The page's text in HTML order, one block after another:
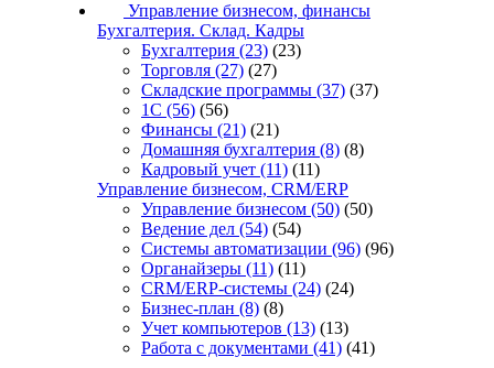
Управление бизнесом, финансы
Бухгалтерия. Склад. Кадры
Бухгалтерия (23) (23)
Торговля (27) (27)
Складские программы (37) (37)
1С (56) (56)
Финансы (21) (21)
Домашняя бухгалтерия (8) (8)
Кадровый учет (11) (11)
Управление бизнесом, CRM/ERP
Управление бизнесом (50) (50)
Ведение дел (54) (54)
Системы автоматизации (96) (96)
Органайзеры (11) (11)
CRM/ERP-системы (24) (24)
Бизнес-план (8) (8)
Учет компьютеров (13) (13)
Работа с документами (41) (41)